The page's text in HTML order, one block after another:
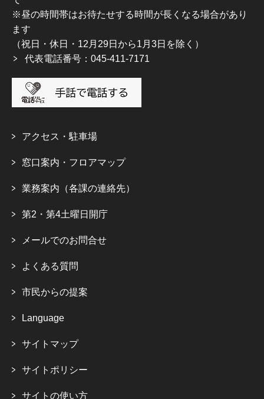
※昼の時間帯はお待たせする時間が長くなる場合があり
ます
（祝日・休日・12月29日から1月3日を除く）
代表電話番号：045-411-7171
アクセス・駐車場
窓口案内・フロアマップ
業務案内（各課の連絡先）
第2・第4土曜日開庁
メールでのお問合せ
よくある質問
市民からの提案
Language
サイトマップ
サイトポリシー
サイトの使い方